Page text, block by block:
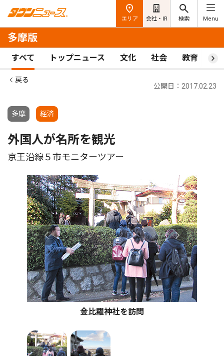
エリア 会社・IR 検索 Menu
多摩版
すべて トップニュース 文化 社会 教育 ス
戻る
多摩 経済
公開日：2017.02.23
外国人が名所を観光
京王沿線５市モニターツアー
金比羅神社を訪問